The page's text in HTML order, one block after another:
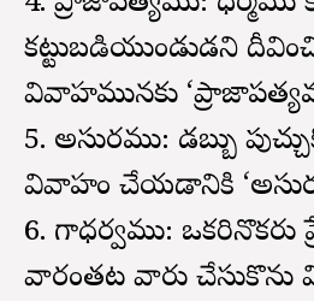
కట్టుబడియుండుడని
వివాహమునకు
5. అసురము: డబ్బు
వివాహం చేయడానికి
6. గాధర్వము: ఒకరినొకరు
వారంతట వారు చేసుకొను